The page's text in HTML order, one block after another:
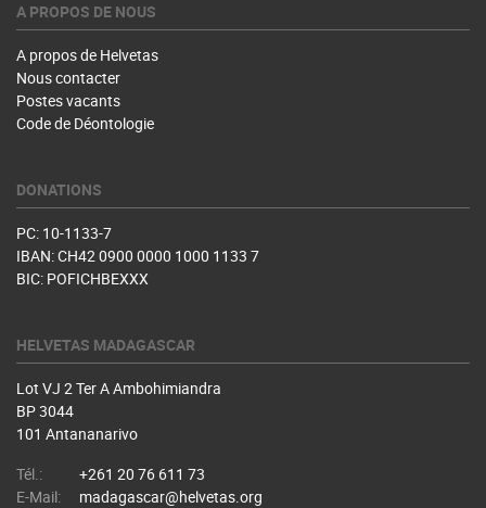
A PROPOS DE NOUS
A propos de Helvetas
Nous contacter
Postes vacants
Code de Déontologie
DONATIONS
PC: 10-1133-7
IBAN: CH42 0900 0000 1000 1133 7
BIC: POFICHBEXXX
HELVETAS MADAGASCAR
Lot VJ 2 Ter A Ambohimiandra
BP 3044
101 Antananarivo
Tél.:
+261 20 76 611 73
E-Mail:
madagascar@helvetas.org